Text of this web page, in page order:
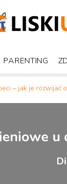
PARENTING
– jak je rozwijać